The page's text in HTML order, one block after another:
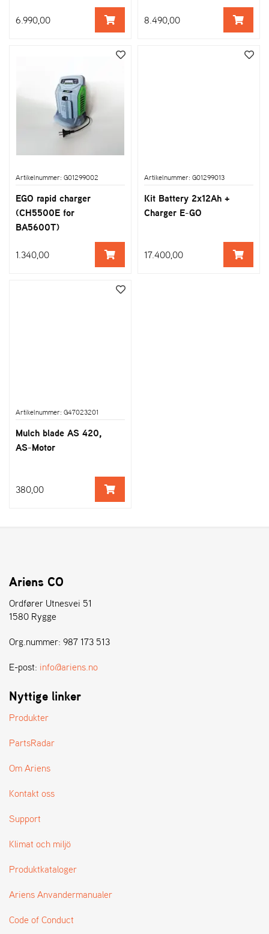
6.990,00
8.490,00
Artikelnummer: G01299002
EGO rapid charger
(CH5500E for
BA5600T)
1.340,00
Artikelnummer: G01299013
Kit Battery 2x12Ah +
Charger E-GO
17.400,00
Artikelnummer: G47023201
Mulch blade AS 420,
AS-Motor
380,00
Ariens CO
Ordfører Utnesvei 51
1580 Rygge
Org.nummer: 987 173 513
E-post: info@ariens.no
Nyttige linker
Produkter
PartsRadar
Om Ariens
Kontakt oss
Support
Klimat och miljö
Produktkataloger
Ariens Anvandermanualer
Code of Conduct